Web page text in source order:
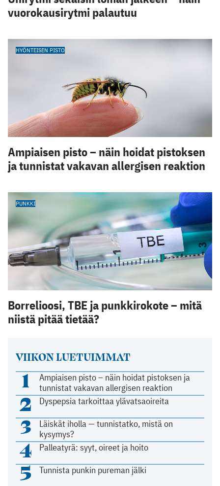
VIIKON LUETUIMMAT
1
Ampiaisen pisto – näin hoidat pistoksen ja
tunnistat vakavan allergisen reaktion
2 Dyspepsia tarkoittaa ylävatsaoireita
3
Läiskät iholla — tunnistatko, mistä on
kysymys?
4 Palleatyrä: syyt, oireet ja hoito
5 Tunnista punkin pureman jälki
vuorokausirytmi palautuu
HYÖNTEISEN PISTO
Ampiaisen pisto – näin hoidat pistoksen
ja tunnistat vakavan allergisen reaktion
PUNKKI
Borrelioosi, TBE ja punkkirokote – mitä
niistä pitää tietää?